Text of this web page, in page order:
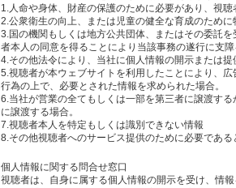
1.人命や身体、財産の保護のために必要があり、視聴
2.公衆衛生の向上、または児童の健全な育成のため
3.国の機関もしくは地方公共団体、またはその委託
者本人の同意を得ることにより当該事務の遂行に支障
4.その他法令により、当社に個人情報の開示または提
5.視聴者が本ウェブサイトを利用したことにより、
行為の上で、必要とされた情報を求められた場合。
6.当社が営業の全てもしくは一部を第三者に譲渡す
に譲渡する場合。
7.視聴者本人を特定もしくは識別できない情報
8.その他視聴者へのサービス提供のために必要である
個人情報に関する問合せ窓口
視聴者は、自身に属する個人情報の開示を受け、情